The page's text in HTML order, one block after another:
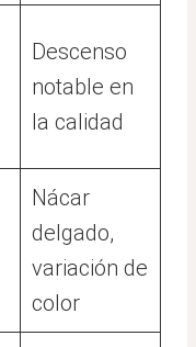
Descenso
notable en
la calidad
Nácar
delgado,
variación de
color